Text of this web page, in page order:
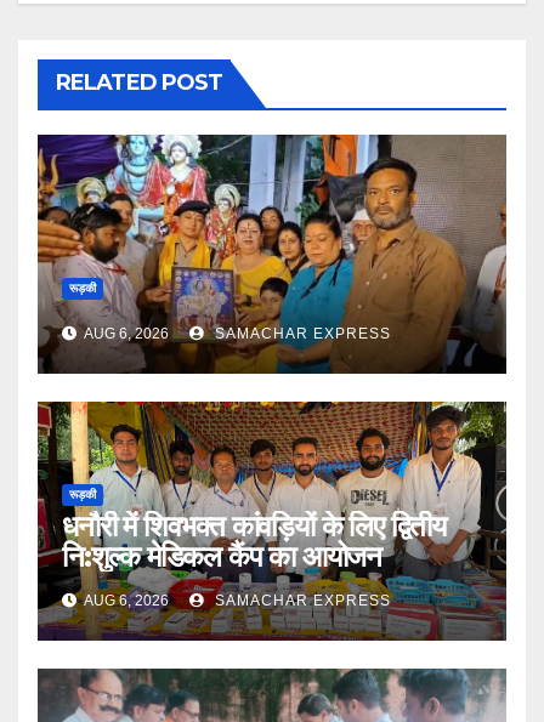
RELATED POST
रूड़की
AUG 6, 2026 SAMACHAR EXPRESS
रूड़की
धनौरी में शिवभक्त कांवड़ियों के लिए द्वितीय
नि:शुल्क मेडिकल कैंप का आयोजन
AUG 6, 2026 SAMACHAR EXPRESS